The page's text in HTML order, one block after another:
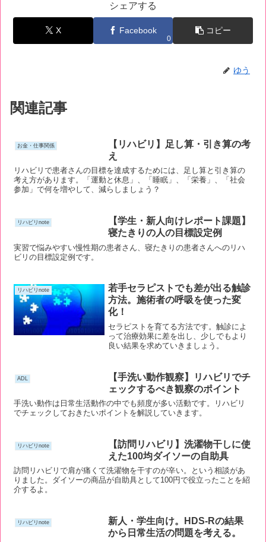
シェアする
X Facebook
0
コピー
ゆう
関連記事
お金・仕事関係
【リハビリ】足し算・引き算の考
え
リハビリで患者さんの目標を達成するためには、足し算と引き算の
考え方があります。「運動と休息」、「睡眠」、「栄養」、「社会
参加」で何を増やして、減らしましょう？
リハビリnote
【学生・新人向けレポート課題】
寝たきりの人の目標設定例
実習で悩みやすい慢性期の患者さん、寝たきりの患者さんへのリハ
ビリの目標設定例です。
リハビリnote
若手セラピストでも差が出る触診
方法。施術者の呼吸を使った変
化！
セラピストを育てる方法です。触診によ
って治療効果に差を出し、少しでもより
良い結果を求めていきましょう。
ADL
【手洗い動作観察】リハビリでチ
ェックするべき観察のポイント
手洗い動作は日常生活動作の中でも頻度が多い活動です。リハビリ
でチェックしておきたいポイントを解説していきます。
リハビリnote
【訪問リハビリ】洗濯物干しに使
えた100均ダイソーの自助具
訪問リハビリで肩が痛くて洗濯物を干すのが辛い。という相談があ
りました。ダイソーの商品が自助具として100円で役立ったことを紹
介するよ。
リハビリnote
新人・学生向け。HDS-Rの結果
から日常生活の問題を考える。